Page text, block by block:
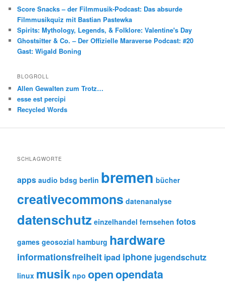
Score Snacks – der Filmmusik-Podcast: Das absurde
Filmmusikquiz mit Bastian Pastewka
Spirits: Mythology, Legends, & Folklore: Valentine's Day
Ghostsitter & Co. – Der Offizielle Maraverse Podcast: #20
Gast: Wigald Boning
BLOGROLL
Allen Gewalten zum Trotz…
esse est percipi
Recycled Words
SCHLAGWORTE
apps audio bdsg berlin bremen bücher
creativecommons datenanalyse
datenschutz einzelhandel fernsehen fotos
games geosozial hamburg hardware
informationsfreiheit ipad iphone jugendschutz
linux musik npo openopendata